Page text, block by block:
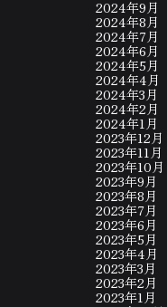
2024年9月
2024年8月
2024年7月
2024年6月
2024年5月
2024年4月
2024年3月
2024年2月
2024年1月
2023年12月
2023年11月
2023年10月
2023年9月
2023年8月
2023年7月
2023年6月
2023年5月
2023年4月
2023年3月
2023年2月
2023年1月